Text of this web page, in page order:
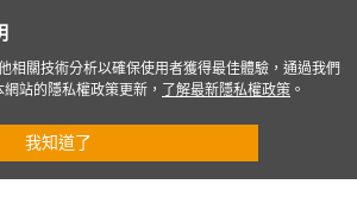
相關技術分析以確保使用者獲得最佳體驗，通過我們
站的隱私權政策更新，
了解最新隱私權政策 。
我知道了